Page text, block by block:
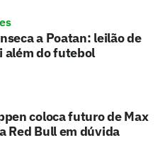
a Poatan: leilão de
além do futebol
coloca futuro de Max
Red Bull em dúvida